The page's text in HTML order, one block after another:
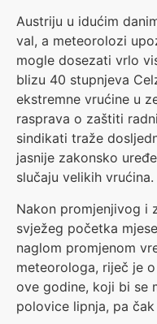
Austriju u idućim
val, a meteorolozi
mogle dosezati vrlo
blizu 40 stupnjeva
ekstremne vrućine u
rasprava o zaštiti
sindikati traže
jasnije zakonsko
slučaju velikih vrućina.
Nakon promjenjivog i
svježeg početka
naglom promjenom
meteorologa, riječ je
ove godine, koji bi se
polovice lipnja, pa